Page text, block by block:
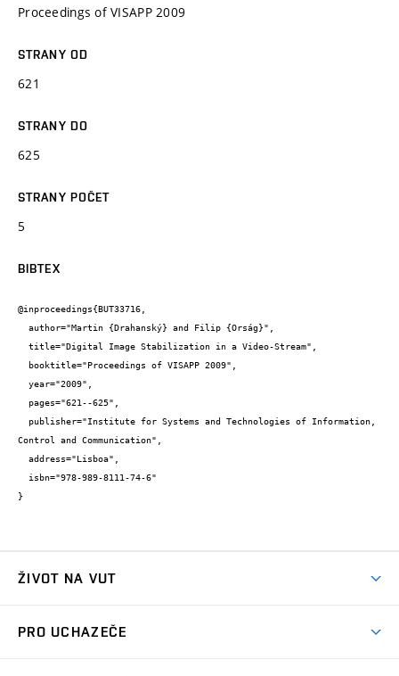
Proceedings of VISAPP 2009
STRANY OD
621
STRANY DO
625
STRANY POČET
5
BIBTEX
@inproceedings{BUT33716,
Control and Communication",
}
ŽIVOT NA VUT
PRO UCHAZEČE